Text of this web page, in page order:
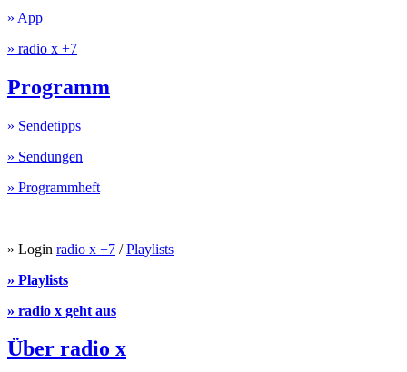
» App
» radio x +7
Programm
» Sendetipps
» Sendungen
» Programmheft
» Login radio x +7 /Playlists
» Playlists
» radio x geht aus
Über radio x